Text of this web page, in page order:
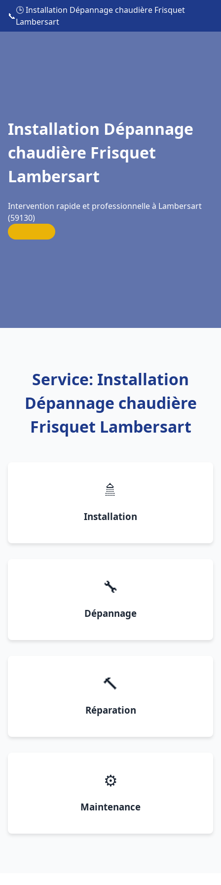
📞
🕒 Installation Dépannage chaudière Frisquet
Lambersart
Installation Dépannage
chaudière Frisquet
Lambersart
Intervention rapide et professionnelle à Lambersart
(59130)
Service: Installation
Dépannage chaudière
Frisquet Lambersart
🚿
Installation
🔧
Dépannage
🔨
Réparation
⚙️
Maintenance